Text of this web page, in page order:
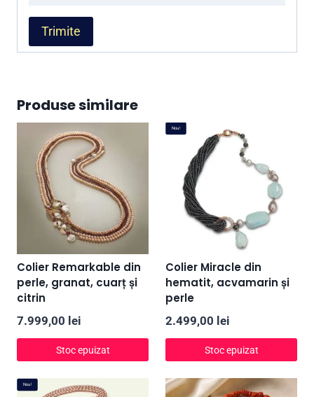
Produse similare
Colier Remarkable din
perle, granat, cuarț și
citrin
7.999,00 lei
Stoc epuizat
Nou!
Colier Miracle din
hematit, acvamarin și
perle
2.499,00 lei
Stoc epuizat
Nou!